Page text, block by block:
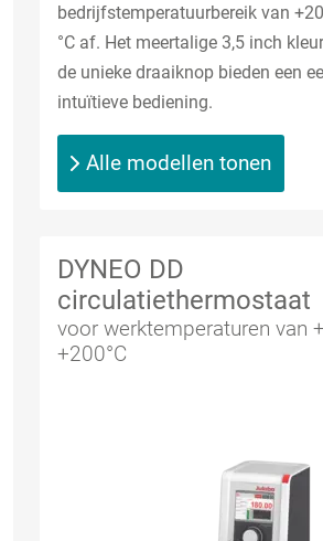
bedrijfstemperatuurbereik van
°C af. Het meertalige 3,5 inch
de unieke draaiknop bieden een
intuïtieve bediening.
Alle modellen tonen
DYNEO DD
circulatiethermostaat
voor werktemperaturen van
+200°C